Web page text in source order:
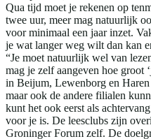
Qua tijd moet je rekenen op
twee uur, meer mag natuurlijk
voor minimaal een jaar inzet.
je wat langer weg wilt dan kan
“Je moet natuurlijk wel van
mag je zelf aangeven hoe groot
in Beijum, Lewenborg en
maar ook de andere filialen
kunt het ook eerst als
voor je is. De leesclubs zijn
Groninger Forum zelf. De